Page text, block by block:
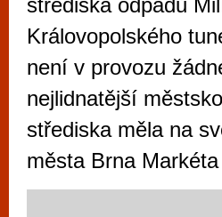
střediska odpadů
Královopolského
není v provozu
nejlidnatější
střediska měla na
města Brna
metropoli naleznete
po moderní
příležitostné hráče. V...